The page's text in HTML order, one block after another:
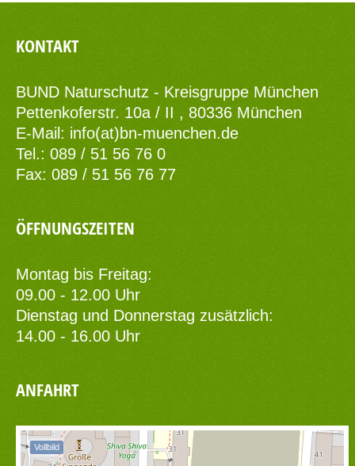
KONTAKT
BUND Naturschutz - Kreisgruppe München
Pettenkoferstr. 10a / II , 80336 München
E-Mail: info(at)bn-muenchen.de
Tel.: 089 / 51 56 76 0
Fax: 089 / 51 56 76 77
ÖFFNUNGSZEITEN
Montag bis Freitag:
09.00 - 12.00 Uhr
Dienstag und Donnerstag zusätzlich:
14.00 - 16.00 Uhr
ANFAHRT
Vollbild